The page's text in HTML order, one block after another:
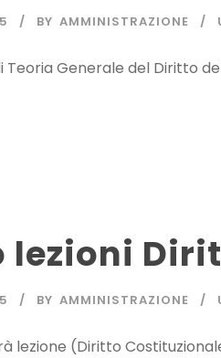
BY AMMINISTRAZIONE
Teoria Generale del Diritto
lezioni
BY AMMINISTRAZIONE
lezione (Diritto